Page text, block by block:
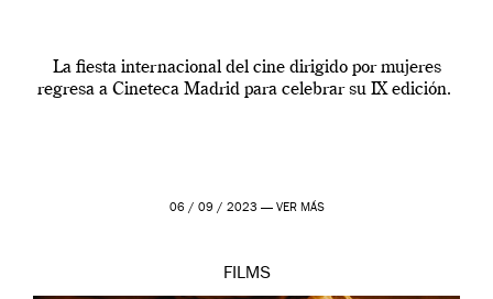
La fiesta internacional del cine dirigido por mujeres
regresa a Cineteca Madrid para celebrar su IX edición.
06 / 09 / 2023 — VER MÁS
FILMS